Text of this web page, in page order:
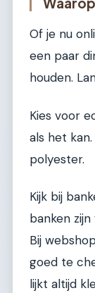
Of je nu
een paar
houden.
Kies voor
als het
polyester.
Kijk bij
banken
Bij
goed te
lijkt altijd